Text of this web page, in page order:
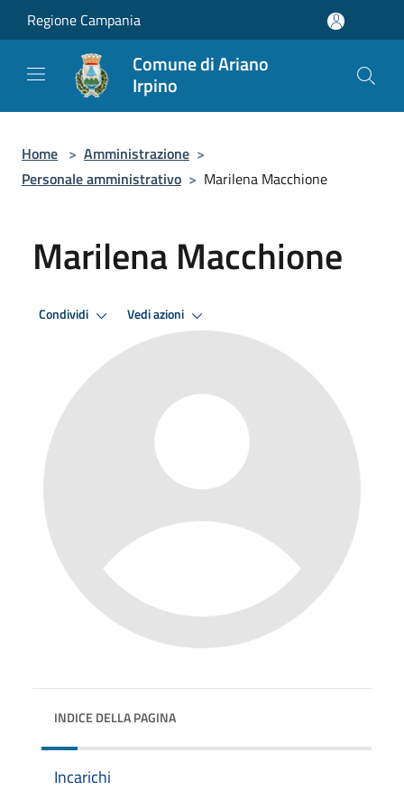
Salta al contenuto principale
Regione Campania
Comune di Ariano
Irpino
Home > Amministrazione >
Personale amministrativo > Marilena Macchione
Marilena Macchione
Condividi Vedi azioni
INDICE DELLA PAGINA
Incarichi